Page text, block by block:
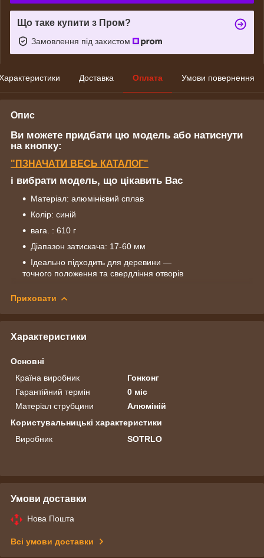
Що таке купити з Пром?
Замовлення під захистом
Доставка Оплата Умови повернення
Опис
Ви можете придбати цю модель або натиснути
на кнопку:
"ПЗНАЧАТИ ВЕСЬ КАТАЛОГ"
і вибрати модель, що цікавить Вас
Матеріал: алюмінієвий сплав
Колір: синій
вага. : 610 г
Діапазон затискача: 17-60 мм
Ідеально підходить для деревини —
точного положення та свердління отворів
Приховати
Характеристики
Основні
Країна виробник
Гонконг
Гарантійний термін
0 міс
Матеріал струбцини
Алюміній
Користувальницькі характеристики
Виробник
SOTRLO
Умови доставки
Нова Пошта
Всі умови доставки